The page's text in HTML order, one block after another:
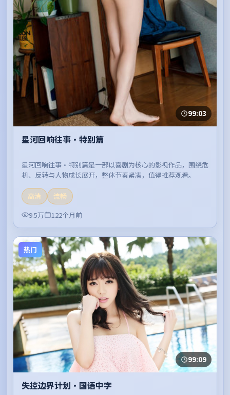
99:03
星河回响往事·特别篇
星河回响往事·特别篇是一部以喜剧为核心的影视作品，围绕危
机、反转与人物成长展开，整体节奏紧凑，值得推荐观看。
高清
流畅
9.5万
122个月前
热门
99:09
失控边界计划·国语中字